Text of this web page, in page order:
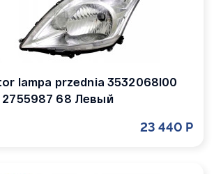
lampa przednia 3532068l00
2755987 68 Левый
23 440 Р